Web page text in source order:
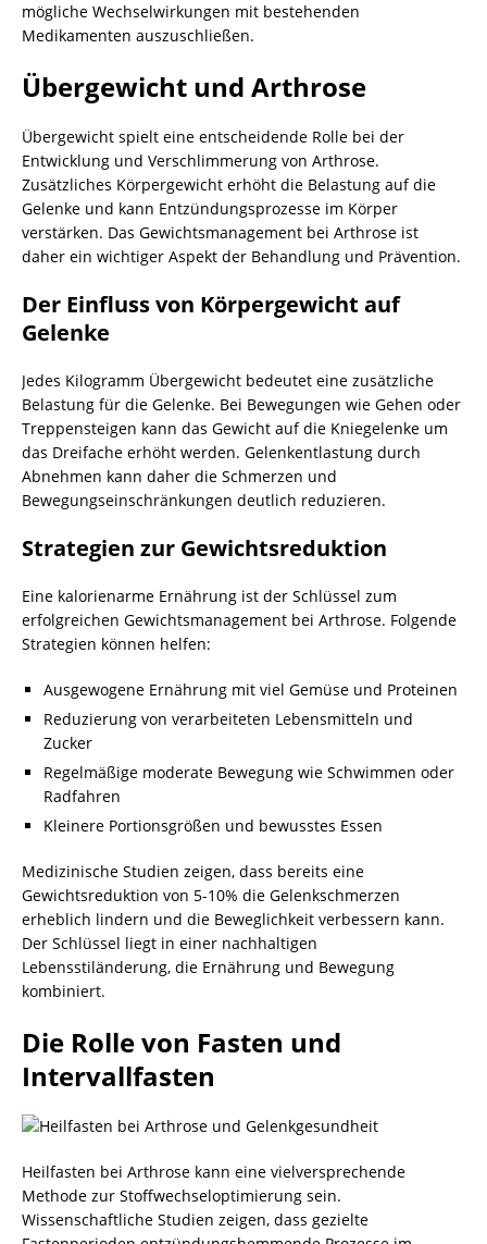
mögliche Wechselwirkungen mit bestehenden
Medikamenten auszuschließen.
Übergewicht und Arthrose
Übergewicht spielt eine entscheidende Rolle bei der
Entwicklung und Verschlimmerung von Arthrose.
Zusätzliches Körpergewicht erhöht die Belastung auf die
Gelenke und kann Entzündungsprozesse im Körper
verstärken. Das Gewichtsmanagement bei Arthrose ist
daher ein wichtiger Aspekt der Behandlung und Prävention.
Der Einfluss von Körpergewicht auf
Gelenke
Jedes Kilogramm Übergewicht bedeutet eine zusätzliche
Belastung für die Gelenke. Bei Bewegungen wie Gehen oder
Treppensteigen kann das Gewicht auf die Kniegelenke um
das Dreifache erhöht werden. Gelenkentlastung durch
Abnehmen kann daher die Schmerzen und
Bewegungseinschränkungen deutlich reduzieren.
Strategien zur Gewichtsreduktion
Eine kalorienarme Ernährung ist der Schlüssel zum
erfolgreichen Gewichtsmanagement bei Arthrose. Folgende
Strategien können helfen:
Ausgewogene Ernährung mit viel Gemüse und Proteinen
Reduzierung von verarbeiteten Lebensmitteln und
Zucker
Regelmäßige moderate Bewegung wie Schwimmen oder
Radfahren
Kleinere Portionsgrößen und bewusstes Essen
Medizinische Studien zeigen, dass bereits eine
Gewichtsreduktion von 5-10% die Gelenkschmerzen
erheblich lindern und die Beweglichkeit verbessern kann.
Der Schlüssel liegt in einer nachhaltigen
Lebensstiländerung, die Ernährung und Bewegung
kombiniert.
Die Rolle von Fasten und
Intervallfasten
Heilfasten bei Arthrose kann eine vielversprechende
Methode zur Stoffwechseloptimierung sein.
Wissenschaftliche Studien zeigen, dass gezielte